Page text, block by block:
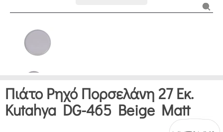
Πιάτο Ρηχό Πορσελάνη 27 Εκ.
Kutahya DG-465 Beige Matt